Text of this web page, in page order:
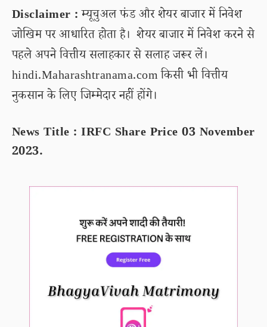
Disclaimer :म्यूचुअल फंड और शेयर बाजार में निवेश
जोखिम पर आधारित होता है। शेयर बाजार में निवेश करने से
पहले अपने वित्तीय सलाहकार से सलाह जरूर लें।
hindi.Maharashtranama.com किसी भी वित्तीय
नुकसान के लिए जिम्मेदार नहीं होंगे।
News Title : IRFC Share Price 03 November
2023.